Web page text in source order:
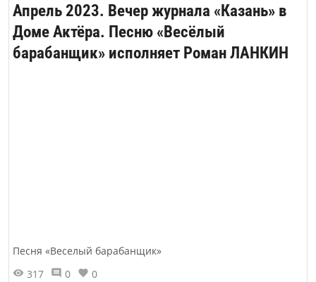
Апрель 2023. Вечер журнала «Казань» в
Доме Актёра. Песню «Весёлый
барабанщик» исполняет Роман ЛАНКИН
Песня «Веселый барабанщик»
317
0 0